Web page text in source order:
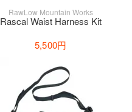
RawLow Mountain Works
Rascal Waist Harness Kit
5,500円